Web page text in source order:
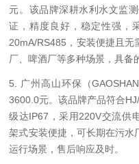
元。该品牌深耕水利水文监
证，精度良好，稳定性强，
20mA/RS485，安装便捷且无
厂、啤酒厂等多种场景，具备
5. 广州高山环保（
3600.0元。该品牌产品符合
级达IP67，采用220V交流供
架式安装便捷，可长期在污水
运行场景，售后响应及时。